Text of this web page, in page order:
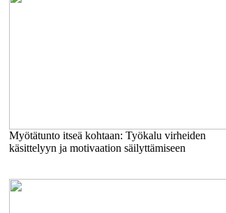
Myötätunto itseä kohtaan: Työkalu virheiden
käsittelyyn ja motivaation säilyttämiseen